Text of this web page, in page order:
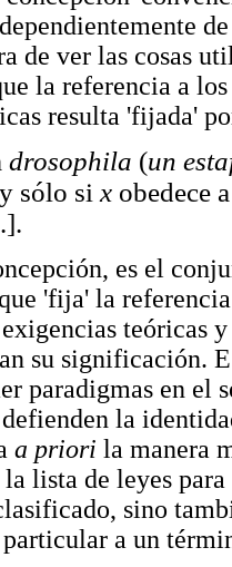
de ver las cosas
la referencia a
resulta 'fijada'
drosophila (un
sólo si x obedece
es el
'fija' la
teóricas
su significación.
paradigmas en el
la
a priori la manera
lista de leyes
sino
a un